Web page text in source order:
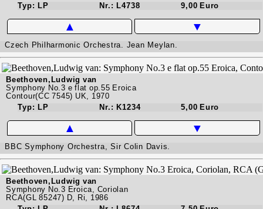
Typ: LP
Nr.: L4738 9,00 Euro
▲ ▼
Czech Philharmonic Orchestra. Jean Meylan.
Beethoven,Ludwig van
Symphony No.3 e flat op.55 Eroica
Contour(CC 7545) UK, 1970
Typ: LP
Nr.: K1234 5,00 Euro
▲ ▼
BBC Symphony Orchestra, Sir Colin Davis.
Beethoven,Ludwig van
Symphony No.3 Eroica, Coriolan
RCA(GL 85247) D, Ri, 1986